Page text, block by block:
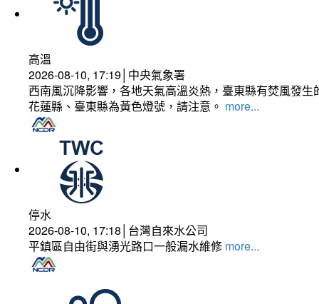
高溫
2026-08-10, 17:19│中央氣象署
西南風沉降影響，各地天氣高溫炎熱，臺東縣有焚風發
花蓮縣、臺東縣為黃色燈號，請注意。 more...
停水
2026-08-10, 17:18│台灣自來水公司
平鎮區自由街與湧光路口一般漏水維修 more...